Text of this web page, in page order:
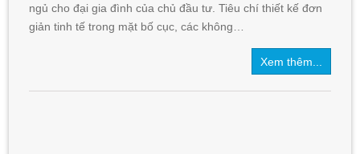
ngủ cho đại gia đình của chủ đầu tư. Tiêu chí thiết kế đơn
giản tinh tế trong mặt bố cục, các không…
Xem thêm...